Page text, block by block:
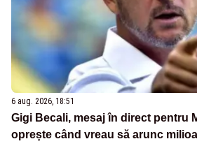
6 aug. 2026, 18:51
Gigi Becali, mesaj în direct pentru
oprește când vreau să arunc